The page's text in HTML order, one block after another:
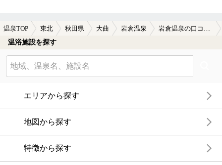
温泉TOP 東北 秋田県 大曲 岩倉温泉
温浴施設を探す
エリアから探す
地図から探す
特徴から探す